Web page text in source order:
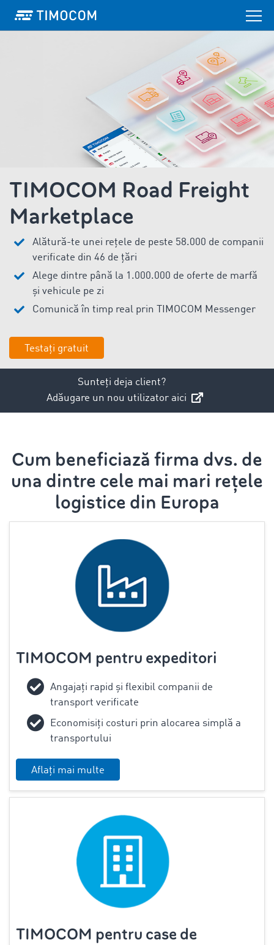
TIMOCOM Road Freight
Marketplace
Alătură-te unei rețele de peste 58.000 de companii
verificate din 46 de țări
Alege dintre până la 1.000.000 de oferte de marfă
și vehicule pe zi
Comunică în timp real prin TIMOCOM Messenger
Testați gratuit
Sunteți deja client?
Adăugare un nou utilizator aici
Cum beneficiază firma dvs. de
una dintre cele mai mari rețele
logistice din Europa
TIMOCOM pentru expeditori
Angajați rapid și flexibil companii de
transport verificate
Economisiți costuri prin alocarea simplă a
transportului
Aflați mai multe
TIMOCOM pentru case de